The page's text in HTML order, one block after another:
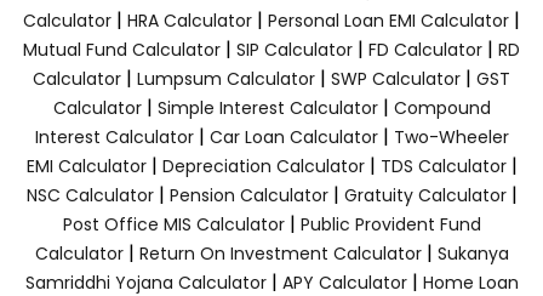
Calculator | HRA Calculator | Personal Loan EMI Calculator |
Mutual Fund Calculator | SIP Calculator | FD Calculator | RD
Calculator | Lumpsum Calculator | SWP Calculator | GST
Calculator| Simple Interest Calculator| Compound
Interest Calculator| Car Loan Calculator| Two-Wheeler
EMI Calculator| Depreciation Calculator| TDS Calculator|
NSC Calculator| Pension Calculator| Gratuity Calculator|
Post Office MIS Calculator| Public Provident Fund
Calculator| Return On Investment Calculator| Sukanya
Samriddhi Yojana Calculator| APY Calculator| Home Loan